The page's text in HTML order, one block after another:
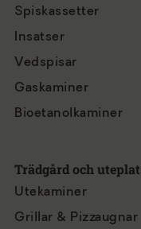
Spiskassetter
Insatser
Vedspisar
Gaskaminer
Bioetanolkaminer
Trädgård och
Utekaminer
Grillar & Pizzaugnar